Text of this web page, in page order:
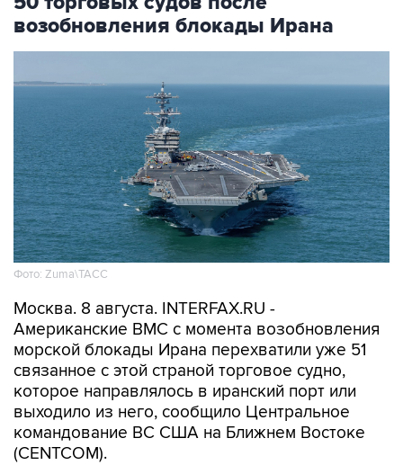
возобновления блокады Ирана
Фото: Zuma\ТАСС
Москва. 8 августа. INTERFAX.RU -
Американские ВМС с момента возобновления
морской блокады Ирана перехватили уже 51
связанное с этой страной торговое судно,
которое направлялось в иранский порт или
выходило из него, сообщило Центральное
командование ВС США на Ближнем Востоке
(CENTCOM).